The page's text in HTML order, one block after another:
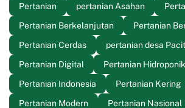
Pertanian
pertanian Asahan
Pertanian Berkelanjutan
Pertanian
Pertanian Cerdas
pertanian desa
Pertanian Digital
Pertanian Hidroponik
Pertanian Indonesia
Pertanian Kering
Pertanian Modern
Pertanian Nasional